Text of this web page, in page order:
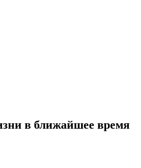
в ближайшее время